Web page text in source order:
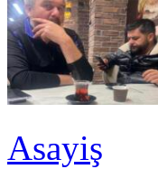
Asayiş